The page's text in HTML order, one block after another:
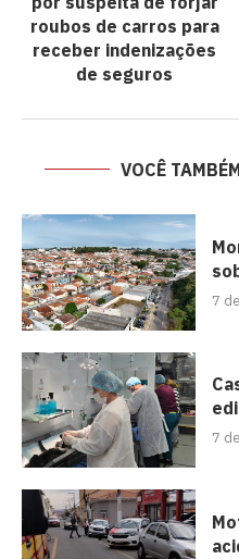
roubos de carros para
receber indenizações
de seguros
VOCÊ
7
7